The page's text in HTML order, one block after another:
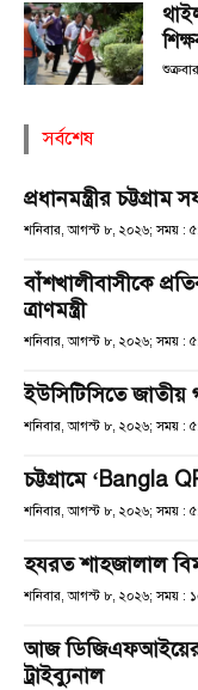
সর্বশেষ
প্রধানমন্ত্রীর
শনিবার, আগস্ট ৮, ২০২৬; সময় :
বাঁশখালীবাসীকে
ত্রাণমন্ত্রী
শনিবার, আগস্ট ৮, ২০২৬; সময় :
ইউসিটিসিতে জাতীয়
শনিবার, আগস্ট ৮, ২০২৬; সময় :
চট্টগ্রামে ‘Bangla
শনিবার, আগস্ট ৮, ২০২৬; সময় :
হযরত শাহজালাল
শনিবার, আগস্ট ৮, ২০২৬; সময় :
আজ ডিজিএফআইয়ের
ট্রাইব্যুনাল